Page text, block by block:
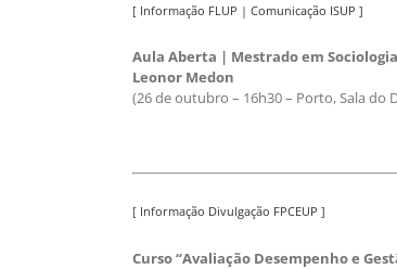
[ Informação FLUP | Comunicação ISUP ]
Aula Aberta | Mestrado em
Leonor Medon
(26 de outubro – 16h30 – Porto, Sala
[ Informação Divulgação FPCEUP ]
Curso “Avaliação Desempenho e